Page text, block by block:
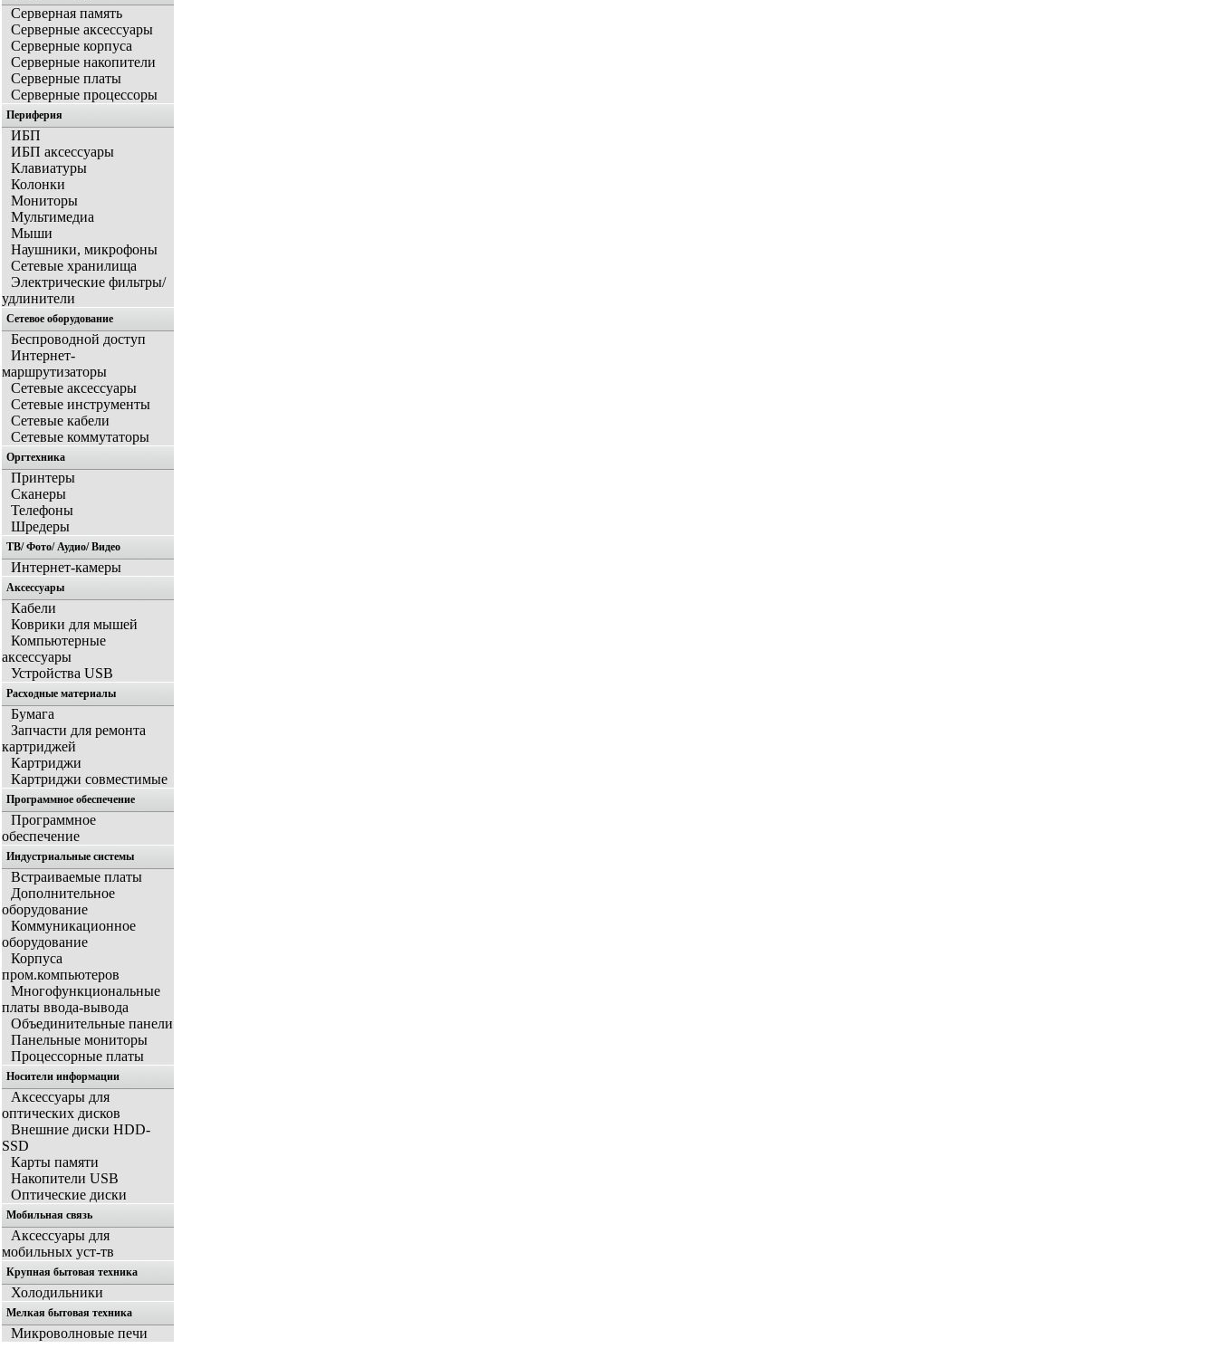
Серверная память
Серверные аксессуары
Серверные корпуса
Серверные накопители
Серверные платы
Серверные процессоры
Периферия
ИБП
ИБП аксессуары
Клавиатуры
Колонки
Мониторы
Мультимедиа
Мыши
Наушники, микрофоны
Сетевые хранилища
Электрические фильтры/
удлинители
Сетевое оборудование
Беспроводной доступ
Интернет-
маршрутизаторы
Сетевые аксессуары
Сетевые инструменты
Сетевые кабели
Сетевые коммутаторы
Оргтехника
Принтеры
Сканеры
Телефоны
Шредеры
ТВ/ Фото/ Аудио/ Видео
Интернет-камеры
Аксессуары
Кабели
Коврики для мышей
Компьютерные
аксессуары
Устройства USB
Расходные материалы
Бумага
Запчасти для ремонта
картриджей
Картриджи
Картриджи совместимые
Программное обеспечение
Программное
обеспечение
Индустриальные системы
Встраиваемые платы
Дополнительное
оборудование
Коммуникационное
оборудование
Корпуса
пром.компьютеров
Многофункциональные
платы ввода-вывода
Объединительные панели
Панельные мониторы
Процессорные платы
Носители информации
Аксессуары для
оптических дисков
Внешние диски HDD-
SSD
Карты памяти
Накопители USB
Оптические диски
Мобильная связь
Аксессуары для
мобильных уст-тв
Крупная бытовая техника
Холодильники
Мелкая бытовая техника
Микроволновые печи